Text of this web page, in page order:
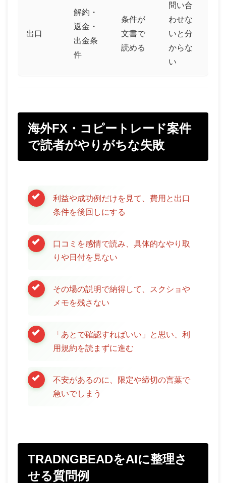
出口
解約・
返金・
出金条
件
条件が
文書で
読める
問い合
わせな
いと分
からな
い
海外FX・コピートレード案件
で読者がやりがちな失敗
利益や成功例だけを見て、費用と出口
条件を後回しにする
口コミを感情で読み、具体的なやり取
りや日付を見ない
その場の説明で納得して、スクショや
メモを残さない
「あとで確認すればいい」と思い、利
用規約を読まずに進む
不安があるのに、限定や締切の言葉で
急いでしまう
TRADNGBEADをAIに整理さ
せる質問例